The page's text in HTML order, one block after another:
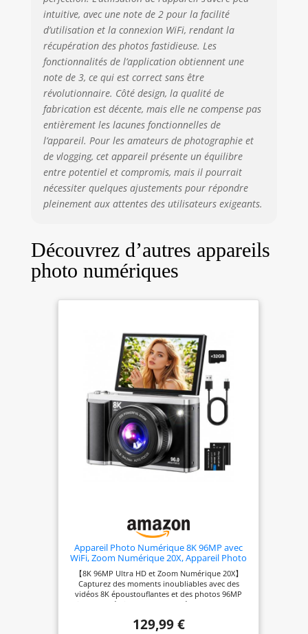
intuitive, avec une note de 2 pour la facilité
d’utilisation et la connexion WiFi, rendant la
récupération des photos fastidieuse. Les
fonctionnalités de l’application obtiennent une
note de 3, ce qui est correct sans être
révolutionnaire. Côté design, la qualité de
fabrication est décente, mais elle ne compense pas
entièrement les lacunes fonctionnelles de
l’appareil. Pour les amateurs de photographie et
de vlogging, cet appareil présente un équilibre
entre potentiel et compromis, mais il pourrait
nécessiter quelques ajustements pour répondre
pleinement aux attentes des utilisateurs exigeants.
Découvrez d’autres appareils
photo numériques
Appareil Photo Numérique 8K 96MP avec
WiFi, Zoom Numérique 20X, Appareil Photo
avec Autofocus et Stabilisation Anti-Shake,
Écran Rabattable 3,5" 180°, Carte SD 32GB et
2 Batteries
【8K 96MP Ultra HD et Zoom Numérique 20X】
Capturez des moments inoubliables avec des
vidéos 8K époustouflantes et des photos 96MP
riches en détails, aux couleurs éclatantes et aux
numérique produit des images plus naturelles et
129,99 €